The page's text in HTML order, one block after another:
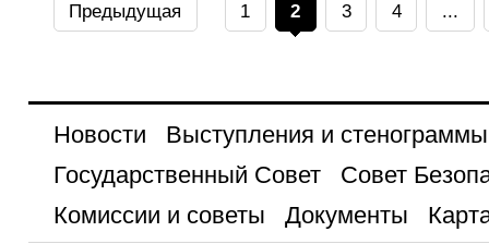
Предыдущая 1 2 3 4 ...
Новости
Выступления и стенограммы
Государственный Совет
Совет
Комиссии и советы
Документы